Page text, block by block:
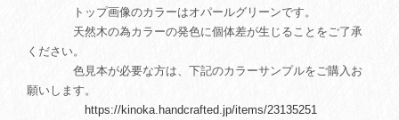
トップ画像のカラーはオパールグリーンです。
天然木の為カラーの発色に個体差が生じることをご了承
ください。
色見本が必要な方は、下記のカラーサンプルをご購入お
願いします。
https://kinoka.handcrafted.jp/items/23135251